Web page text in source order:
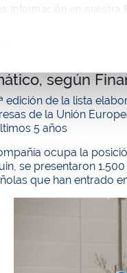
información en nuestra
según
edición de la lista
de la Unión
5 años
ocupa la
se presentaron
que han entrado